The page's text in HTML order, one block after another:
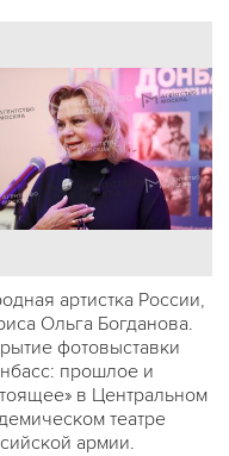
артистка России,
Ольга Богданова.
фотовыставки
прошлое и
в Центральном
театре
армии.